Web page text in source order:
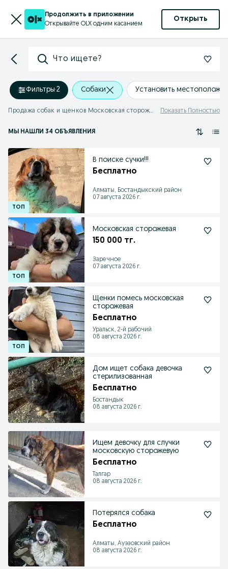
Продолжить в приложении
Открывайте OLX одним касанием
Открыть
Что ищете?
Фильтры·2 Собаки Установить
Продажа собак и щенков Московская сторожевая Показать Полностью
МЫ НАШЛИ 34 ОБЪЯВЛЕНИЯ
В поиске сучки!!!
Бесплатно
Алматы, Бостандыкский район
07 августа 2026 г.
Московская сторожевая
150 000 тг.
Заречное
07 августа 2026 г.
Щенки помесь московская
сторожевая
Бесплатно
Уральск, 2-й рабочий
08 августа 2026 г.
Дом ищет собака девочка
стерилизованная
Бесплатно
Бостандык
08 августа 2026 г.
Ищем девочку для случки
московскую сторожевую
Бесплатно
Талгар
08 августа 2026 г.
Потерялся собака
Бесплатно
Алматы, Ауэзовский район
08 августа 2026 г.